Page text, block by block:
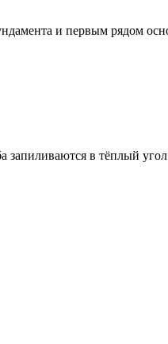
и первым рядом
запиливаются в тёплый